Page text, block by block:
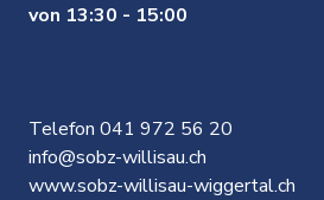
von 13:30 - 15:00
Telefon 041 972 56 20
info@sobz-willisau.ch
www.sobz-willisau-wiggertal.ch